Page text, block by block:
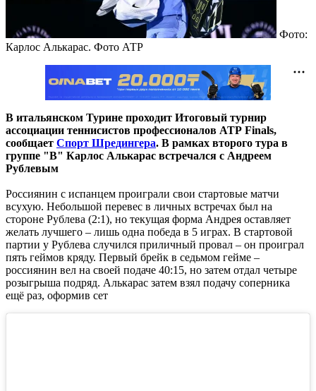
Фото:
Карлос Алькарас. Фото АТР
В итальянском Турине проходит Итоговый турнир
ассоциации теннисистов профессионалов АТР Finals,
сообщает Спорт Шредингера. В рамках второго тура в
группе "B" Карлос Алькарас встречался с Андреем
Рублевым
Россиянин с испанцем проиграли свои стартовые матчи
всухую. Небольшой перевес в личных встречах был на
стороне Рублева (2:1), но текущая форма Андрея оставляет
желать лучшего – лишь одна победа в 5 играх. В стартовой
партии у Рублева случился приличный провал – он проиграл
пять геймов кряду. Первый брейк в седьмом гейме –
россиянин вел на своей подаче 40:15, но затем отдал четыре
розыгрыша подряд. Алькарас затем взял подачу соперника
ещё раз, оформив сет